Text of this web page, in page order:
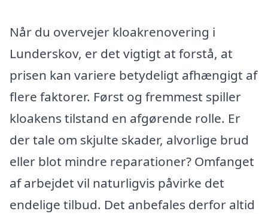
Når du overvejer kloakrenovering i
Lunderskov, er det vigtigt at forstå, at
prisen kan variere betydeligt afhængigt af
flere faktorer. Først og fremmest spiller
kloakens tilstand en afgørende rolle. Er
der tale om skjulte skader, alvorlige brud
eller blot mindre reparationer? Omfanget
af arbejdet vil naturligvis påvirke det
endelige tilbud. Det anbefales derfor altid